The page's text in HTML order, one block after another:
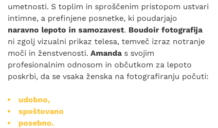
umetnosti. S toplim in sproščenim pristopom ustvari
intimne, a prefinjene posnetke, ki poudarjajo
naravno lepoto in samozavest. Boudoir fotografija
ni zgolj vizualni prikaz telesa, temveč izraz notranje
moči in ženstvenosti. Amanda s svojim
profesionalnim odnosom in občutkom za lepoto
poskrbi, da se vsaka ženska na fotografiranju počuti:
udobno,
spoštovano
posebno.